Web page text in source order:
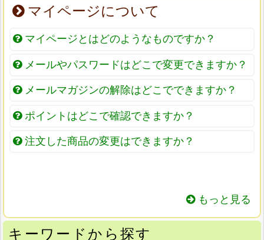
マイページについて
マイページとはどのようなものですか？
メールやパスワードはどこで変更できますか？
メールマガジンの解除はどこでできますか？
ポイントはどこで確認できますか？
注文した商品の変更はできますか？
もっと見る
キーワードから探す